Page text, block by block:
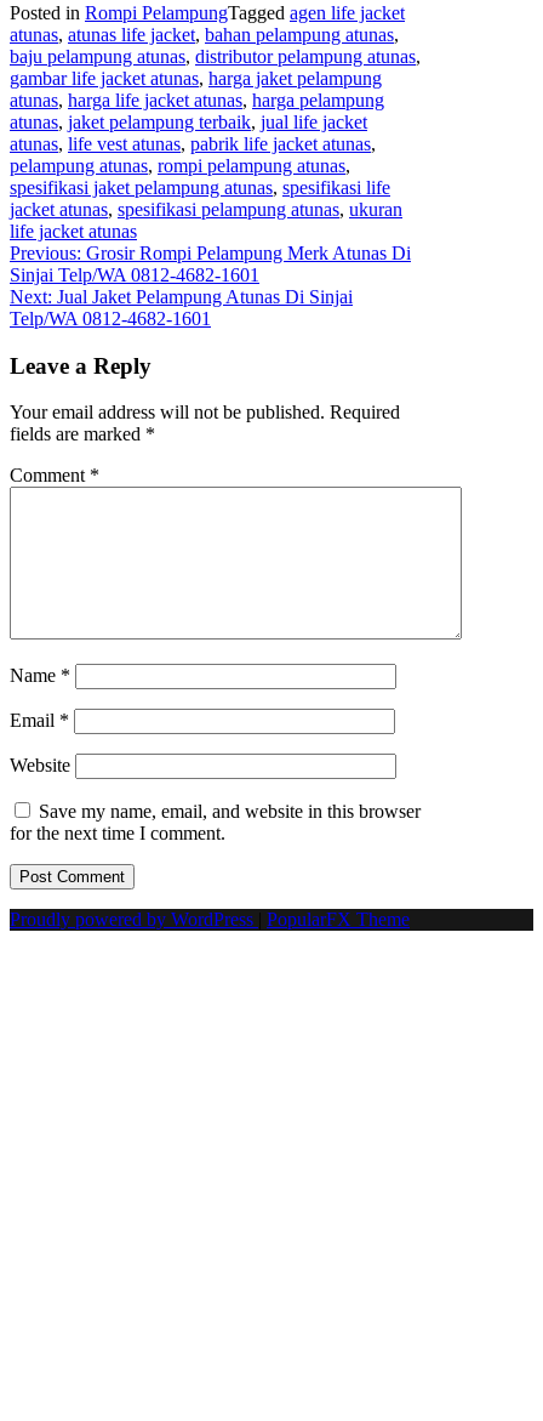
Posted in Rompi PelampungTagged agen life jacket
atunas, atunas life jacket, bahan pelampung atunas,
baju pelampung atunas, distributor pelampung atunas,
gambar life jacket atunas, harga jaket pelampung
atunas, harga life jacket atunas, harga pelampung
atunas, jaket pelampung terbaik, jual life jacket
atunas, life vest atunas, pabrik life jacket atunas,
pelampung atunas, rompi pelampung atunas,
spesifikasi jaket pelampung atunas, spesifikasi life
jacket atunas, spesifikasi pelampung atunas, ukuran
life jacket atunas
Post
navigation
Previous: Grosir Rompi Pelampung Merk Atunas Di
Sinjai Telp/WA 0812-4682-1601
Next: Jual Jaket Pelampung Atunas Di Sinjai
Telp/WA 0812-4682-1601
Leave a Reply
Your email address will not be published. Required
fields are marked *
Comment *
Name *
Email *
Website
Save my name, email, and website in this browser
for the next time I comment.
Proudly powered by WordPress PopularFX Theme